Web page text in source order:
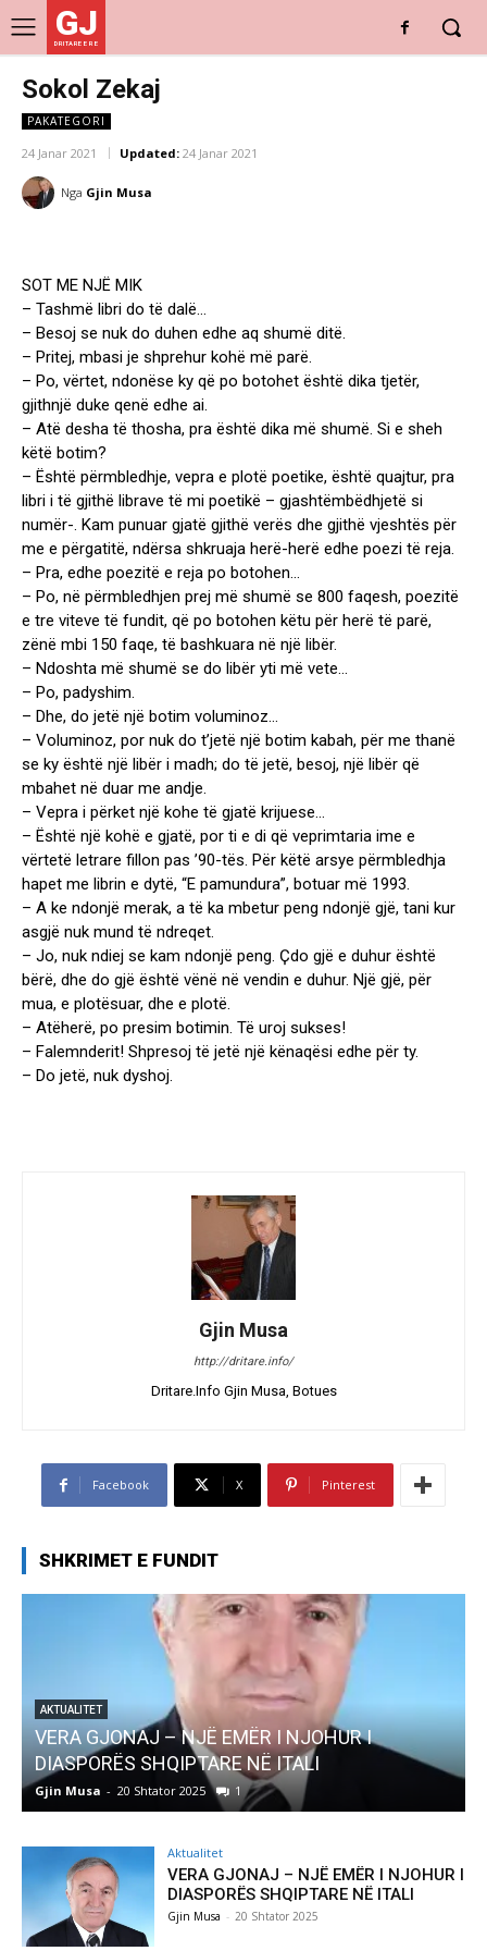
GJ
DRITARE E RE
Sokol Zekaj
PAKATEGORI
24 Janar 2021 Updated: 24 Janar 2021
Nga Gjin Musa
SOT ME NJË MIK
– Tashmë libri do të dalë…
– Besoj se nuk do duhen edhe aq shumë ditë.
– Pritej, mbasi je shprehur kohë më parë.
– Po, vërtet, ndonëse ky që po botohet është diҫka tjetër,
gjithnjë duke qenë edhe ai.
– Atë desha të thosha, pra është diҫka më shumë. Si e sheh
këtë botim?
– Është përmbledhje, vepra e plotë poetike, është quajtur, pra
libri i të gjithë librave të mi poetikë – gjashtëmbëdhjetë si
numër-. Kam punuar gjatë gjithë verës dhe gjithë vjeshtës për
me e përgatitë, ndërsa shkruaja herë-herë edhe poezi të reja.
– Pra, edhe poezitë e reja po botohen…
– Po, në përmbledhjen prej më shumë se 800 faqesh, poezitë
e tre viteve të fundit, që po botohen këtu për herë të parë,
zënë mbi 150 faqe, të bashkuara në një libër.
– Ndoshta më shumë se ҫdo libër yti më vete…
– Po, padyshim.
– Dhe, do jetë një botim voluminoz…
– Voluminoz, por nuk do t’jetë një botim kabah, për me thanë
se ky është një libër i madh; do të jetë, besoj, një libër që
mbahet në duar me andje.
– Vepra i përket një kohe të gjatë krijuese…
– Është një kohë e gjatë, por ti e di që veprimtaria ime e
vërtetë letrare fillon pas ’90-tës. Për këtë arsye përmbledhja
hapet me librin e dytë, “E pamundura”, botuar më 1993.
– A ke ndonjë merak, a të ka mbetur peng ndonjë gjë, tani kur
asgjë nuk mund të ndreqet.
– Jo, nuk ndiej se kam ndonjë peng. Ҫdo gjë e duhur është
bërë, dhe ҫdo gjë është vënë në vendin e duhur. Një gjë, për
mua, e plotësuar, dhe e plotë.
– Atëherë, po presim botimin. Të uroj sukses!
– Falemnderit! Shpresoj të jetë një kënaqësi edhe për ty.
– Do jetë, nuk dyshoj.
Gjin Musa
http://dritare.info/
Dritare.Info Gjin Musa, Botues
Facebook X Pinterest
SHKRIMET E FUNDIT
AKTUALITET
VERA GJONAJ – NJË EMËR I NJOHUR I
DIASPORËS SHQIPTARE NË ITALI
Gjin Musa - 20 Shtator 2025 1
Aktualitet
VERA GJONAJ – NJË EMËR I NJOHUR I
DIASPORËS SHQIPTARE NË ITALI
Gjin Musa - 20 Shtator 2025